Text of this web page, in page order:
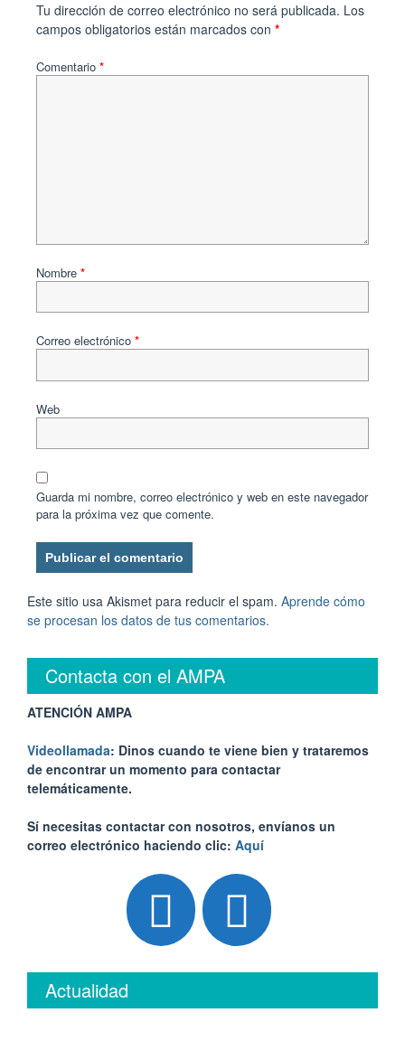
Tu dirección de correo electrónico no será publicada. Los
campos obligatorios están marcados con *
Comentario *
Nombre *
Correo electrónico *
Web
Guarda mi nombre, correo electrónico y web en este navegador
para la próxima vez que comente.
Este sitio usa Akismet para reducir el spam. Aprende cómo
se procesan los datos de tus comentarios.
Contacta con el AMPA
ATENCIÓN AMPA
Videollamada: Dinos cuando te viene bien y trataremos
de encontrar un momento para contactar
telemáticamente.
Sí necesitas contactar con nosotros, envíanos un
correo electrónico haciendo clic: Aquí
Actualidad